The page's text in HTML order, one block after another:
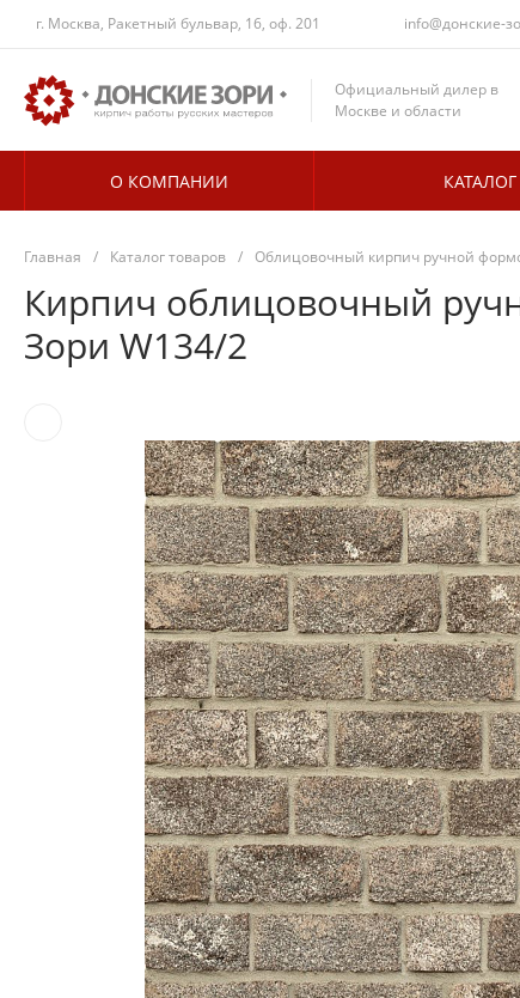
г. Москва, Ракетный бульвар, 16, оф. 201 info@донские-
Официальный дилер в
Москве и области
О КОМПАНИИ КАТАЛОГ
Главная / Каталог товаров / Облицовочный кирпич ручной
Кирпич облицовочный
Зори W134/2